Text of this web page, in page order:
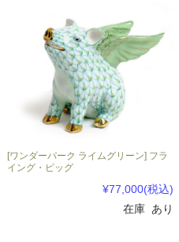
[ワンダーパーク ライムグリーン] フラ
イング・ピッグ
¥77,000(税込)
在庫 あり